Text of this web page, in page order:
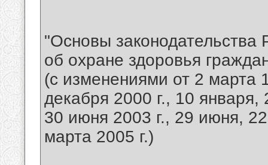
"Основы законодательства
об охране здоровья
(с изменениями от 2 марта
декабря 2000 г., 10
30 июня 2003 г., 29 июня,
марта 2005 г.)